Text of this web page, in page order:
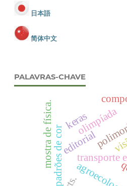
日本語
简体中文
PALAVRAS-CHAVE
editorial
olimpíada
transporte
padrões de cor
keras
mostra de física.